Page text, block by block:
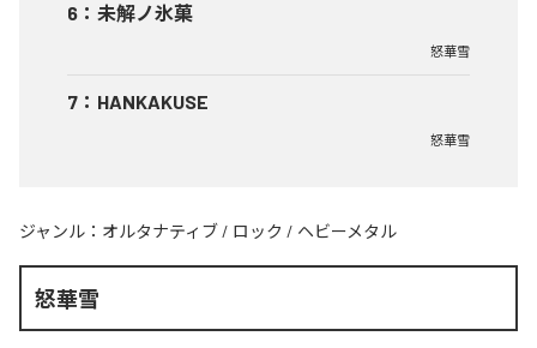
6 ： 未解ノ氷菓
怒華雪
7 ： HANKAKUSE
怒華雪
ジャンル： オルタナティブ / ロック / ヘビーメタル
怒華雪